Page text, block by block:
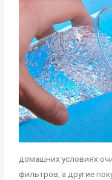
домашних условиях
фильтров, а другие